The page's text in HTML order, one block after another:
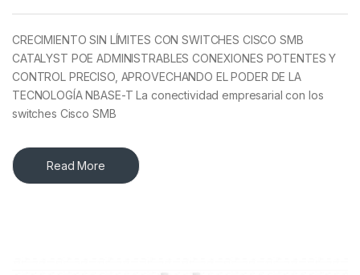
CRECIMIENTO SIN LÍMITES CON SWITCHES CISCO SMB
CATALYST POE ADMINISTRABLES CONEXIONES POTENTES Y
CONTROL PRECISO, APROVECHANDO EL PODER DE LA
TECNOLOGÍA NBASE-T La conectividad empresarial con los
switches Cisco SMB
Read More